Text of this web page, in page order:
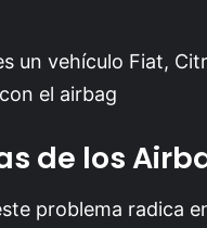
de los
problema radica